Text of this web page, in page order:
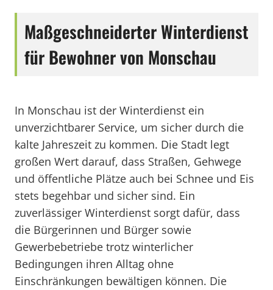
Maßgeschneiderter Winterdienst
für Bewohner von Monschau
In Monschau ist der Winterdienst ein
unverzichtbarer Service, um sicher durch die
kalte Jahreszeit zu kommen. Die Stadt legt
großen Wert darauf, dass Straßen, Gehwege
und öffentliche Plätze auch bei Schnee und Eis
stets begehbar und sicher sind. Ein
zuverlässiger Winterdienst sorgt dafür, dass
die Bürgerinnen und Bürger sowie
Gewerbebetriebe trotz winterlicher
Bedingungen ihren Alltag ohne
Einschränkungen bewältigen können. Die